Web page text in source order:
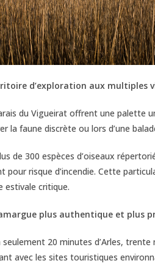
d’exploration aux multiples
du Vigueirat offrent une palette
la faune discrète ou lors d’une
de 300 espèces d’oiseaux
pour risque d’incendie. Cette
estivale critique.
plus authentique et plus
seulement 20 minutes d’Arles,
avec les sites touristiques